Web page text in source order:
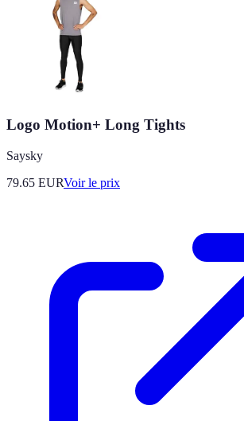
Logo Motion+ Long Tights
Saysky
79.65 EURVoir le prix